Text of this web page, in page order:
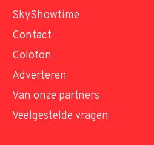
SkyShowtime
Contact
Colofon
Adverteren
Van onze partners
Veelgestelde vragen